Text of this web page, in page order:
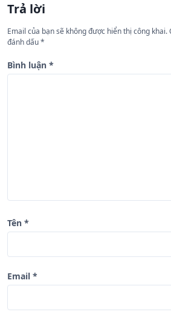
ớ
n
g
b
Trả lời
Email của bạn sẽ không được hiển thị công khai.
đánh dấu*
Bình luận *
Tên *
Email *